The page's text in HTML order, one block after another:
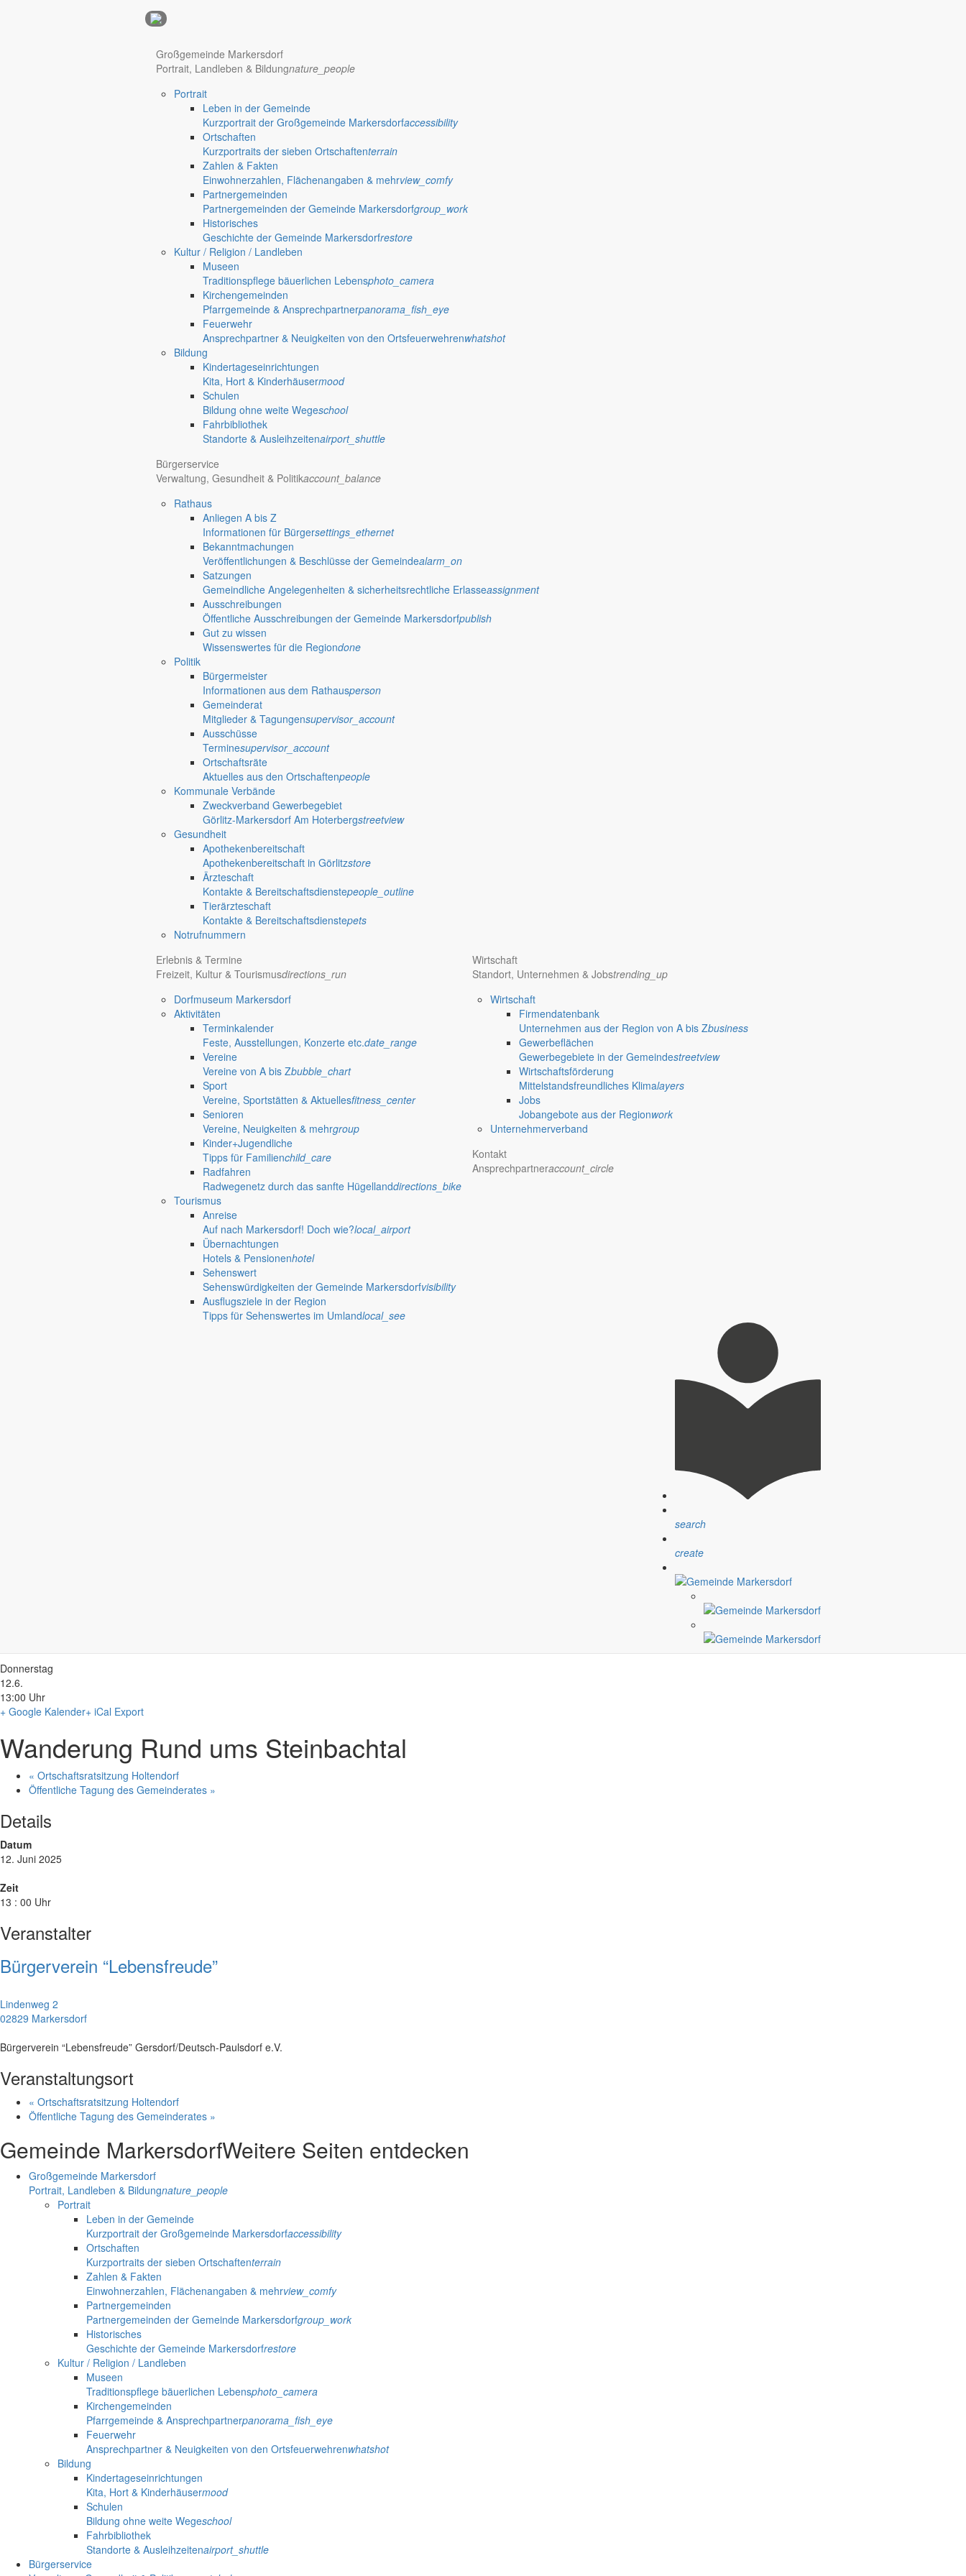
Hotel Nürnberg
anzeigen@gemeinde-markersdorf.de
Großgemeinde Markersdorf
Portrait, Landleben & Bildungnature_people
Portrait
Leben in der Gemeinde
Kurzportrait der Großgemeinde Markersdorfaccessibility
Ortschaften
Kurzportraits der sieben Ortschaftenterrain
Zahlen & Fakten
Einwohnerzahlen, Flächenangaben & mehrview_comfy
Partnergemeinden
Partnergemeinden der Gemeinde Markersdorfgroup_work
Historisches
Geschichte der Gemeinde Markersdorfrestore
Kultur / Religion / Landleben
Museen
Traditionspflege bäuerlichen Lebensphoto_camera
Kirchengemeinden
Pfarrgemeinde & Ansprechpartnerpanorama_fish_eye
Feuerwehr
Ansprechpartner & Neuigkeiten von den Ortsfeuerwehrenwhatshot
Bildung
Kindertageseinrichtungen
Kita, Hort & Kinderhäusermood
Schulen
Bildung ohne weite Wegeschool
Fahrbibliothek
Standorte & Ausleihzeitenairport_shuttle
Bürgerservice
Verwaltung, Gesundheit & Politikaccount_balance
Rathaus
Anliegen A bis Z
Informationen für Bürgersettings_ethernet
Bekanntmachungen
Veröffentlichungen & Beschlüsse der Gemeindealarm_on
Satzungen
Gemeindliche Angelegenheiten & sicherheitsrechtliche Erlasseassignment
Ausschreibungen
Öffentliche Ausschreibungen der Gemeinde Markersdorfpublish
Gut zu wissen
Wissenswertes für die Regiondone
Politik
Bürgermeister
Informationen aus dem Rathausperson
Gemeinderat
Mitglieder & Tagungensupervisor_account
Ausschüsse
Terminesupervisor_account
Ortschaftsräte
Aktuelles aus den Ortschaftenpeople
Kommunale Verbände
Zweckverband Gewerbegebiet
Görlitz-Markersdorf Am Hoterbergstreetview
Gesundheit
Apothekenbereitschaft
Apothekenbereitschaft in Görlitzstore
Ärzteschaft
Kontakte & Bereitschaftsdienstepeople_outline
Tierärzteschaft
Kontakte & Bereitschaftsdienstepets
Notrufnummern
Erlebnis & Termine
Freizeit, Kultur & Tourismusdirections_run
Dorfmuseum Markersdorf
Aktivitäten
Terminkalender
Feste, Ausstellungen, Konzerte etc.date_range
Vereine
Vereine von A bis Zbubble_chart
Sport
Vereine, Sportstätten & Aktuellesfitness_center
Senioren
Vereine, Neuigkeiten & mehrgroup
Kinder+Jugendliche
Tipps für Familienchild_care
Radfahren
Radwegenetz durch das sanfte Hügellanddirections_bike
Tourismus
Anreise
Auf nach Markersdorf! Doch wie?local_airport
Übernachtungen
Hotels & Pensionenhotel
Sehenswert
Sehenswürdigkeiten der Gemeinde Markersdorfvisibility
Ausflugsziele in der Region
Tipps für Sehenswertes im Umlandlocal_see
Wirtschaft
Standort, Unternehmen & Jobstrending_up
Wirtschaft
Firmendatenbank
Unternehmen aus der Region von A bis Zbusiness
Gewerbeflächen
Gewerbegebiete in der Gemeindestreetview
Wirtschaftsförderung
Mittelstandsfreundliches Klimalayers
Jobs
Jobangebote aus der Regionwork
Unternehmerverband
Kontakt
Ansprechpartneraccount_circle
search
create
Wanderung Rund ums Steinbachtal
Deutsch-Paulsdorf
Donnerstag
12.6.
13:00 Uhr
+ Google Kalender+ iCal Export
Wanderung Rund ums Steinbachtal
« Ortschaftsratsitzung Holtendorf
Öffentliche Tagung des Gemeinderates »
Details
Datum
12. Juni 2025
Zeit
13 : 00 Uhr
Veranstalter
Bürgerverein “Lebensfreude”
Lindenweg 2
02829 Markersdorf
Bürgerverein “Lebensfreude” Gersdorf/Deutsch-Paulsdorf e.V.
Veranstaltungsort
« Ortschaftsratsitzung Holtendorf
Öffentliche Tagung des Gemeinderates »
Gemeinde MarkersdorfWeitere Seiten entdecken
Großgemeinde Markersdorf
Portrait, Landleben & Bildungnature_people
Portrait
Leben in der Gemeinde
Kurzportrait der Großgemeinde Markersdorfaccessibility
Ortschaften
Kurzportraits der sieben Ortschaftenterrain
Zahlen & Fakten
Einwohnerzahlen, Flächenangaben & mehrview_comfy
Partnergemeinden
Partnergemeinden der Gemeinde Markersdorfgroup_work
Historisches
Geschichte der Gemeinde Markersdorfrestore
Kultur / Religion / Landleben
Museen
Traditionspflege bäuerlichen Lebensphoto_camera
Kirchengemeinden
Pfarrgemeinde & Ansprechpartnerpanorama_fish_eye
Feuerwehr
Ansprechpartner & Neuigkeiten von den Ortsfeuerwehrenwhatshot
Bildung
Kindertageseinrichtungen
Kita, Hort & Kinderhäusermood
Schulen
Bildung ohne weite Wegeschool
Fahrbibliothek
Standorte & Ausleihzeitenairport_shuttle
Bürgerservice